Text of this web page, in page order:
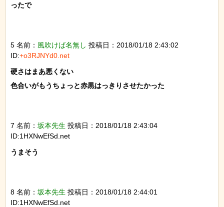
ったで
5 名前： 風吹けば名無し 投稿日：2018/01/18 2:43:02
ID:+o3RJNYd0.net
硬さはまあ悪くない
色合いがもうちょっと赤黒はっきりさせたかった
7 名前： 坂本先生 投稿日：2018/01/18 2:43:04
ID:1HXNwEfSd.net
うまそう
8 名前： 坂本先生 投稿日：2018/01/18 2:44:01
ID:1HXNwEfSd.net